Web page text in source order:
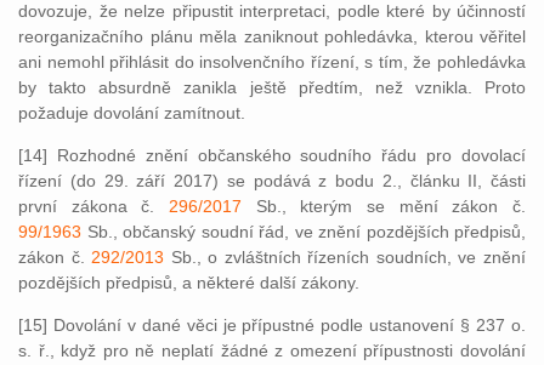
dovozuje, že nelze připustit interpretaci, podle které by účinností
reorganizačního plánu měla zaniknout pohledávka, kterou věřitel
ani nemohl přihlásit do insolvenčního řízení, s tím, že pohledávka
by takto absurdně zanikla ještě předtím, než vznikla. Proto
požaduje dovolání zamítnout.
[14] Rozhodné znění občanského soudního řádu pro dovolací
řízení (do 29. září 2017) se podává z bodu 2., článku II, části
první zákona č. 296/2017 Sb., kterým se mění zákon č.
99/1963 Sb., občanský soudní řád, ve znění pozdějších předpisů,
zákon č. 292/2013 Sb., o zvláštních řízeních soudních, ve znění
pozdějších předpisů, a některé další zákony.
[15] Dovolání v dané věci je přípustné podle ustanovení § 237 o.
s. ř., když pro ně neplatí žádné z omezení přípustnosti dovolání